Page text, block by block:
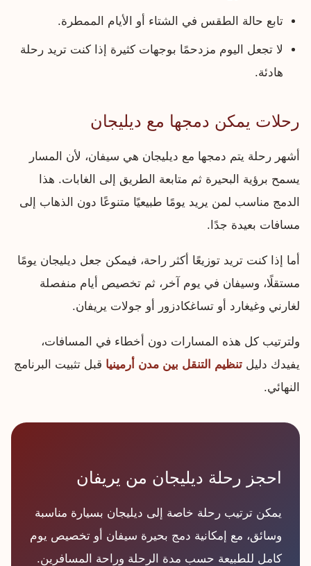
تابع حالة الطقس في الشتاء أو الأيام الممطرة.
لا تجعل اليوم مزدحمًا بوجهات كثيرة إذا كنت تريد رحلة
هادئة.
رحلات يمكن دمجها مع ديليجان
أشهر رحلة يتم دمجها مع ديليجان هي سيفان، لأن المسار
يسمح برؤية البحيرة ثم متابعة الطريق إلى الغابات. هذا
الدمج مناسب لمن يريد يومًا طبيعيًا متنوعًا دون الذهاب إلى
مسافات بعيدة جدًا.
أما إذا كنت تريد توزيعًا أكثر راحة، فيمكن جعل ديليجان يومًا
مستقلًا، وسيفان في يوم آخر، ثم تخصيص أيام منفصلة
لغارني وغيغارد أو تساغكادزور أو جولات يريفان.
ولترتيب كل هذه المسارات دون أخطاء في المسافات،
يفيدك دليل تنظيم التنقل بين مدن أرمينيا قبل تثبيت البرنامج
النهائي.
احجز رحلة ديليجان من يريفان
يمكن ترتيب رحلة خاصة إلى ديليجان بسيارة مناسبة
وسائق، مع إمكانية دمج بحيرة سيفان أو تخصيص يوم
كامل للطبيعة حسب مدة الرحلة وراحة المسافرين.